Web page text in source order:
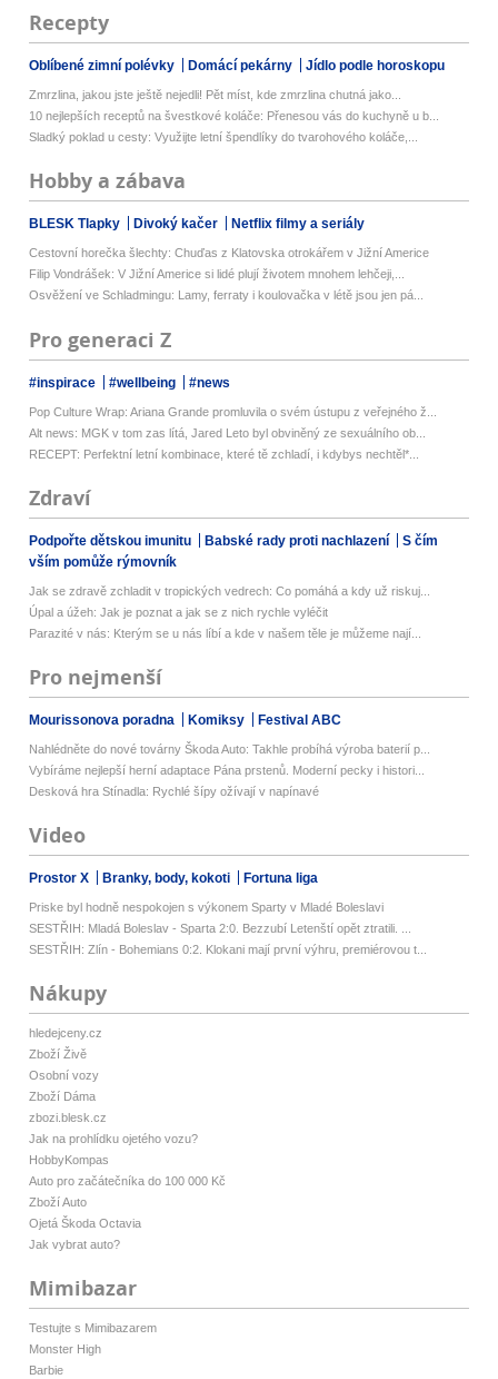
Recepty
Oblíbené zimní polévky Domácí pekárny Jídlo podle horoskopu
Zmrzlina, jakou jste ještě nejedli! Pět míst, kde zmrzlina chutná jako...
10 nejlepších receptů na švestkové koláče: Přenesou vás do kuchyně u b...
Sladký poklad u cesty: Využijte letní špendlíky do tvarohového koláče,...
Hobby a zábava
BLESK Tlapky Divoký kačer Netflix filmy a seriály
Cestovní horečka šlechty: Chuďas z Klatovska otrokářem v Jižní Americe
Filip Vondrášek: V Jižní Americe si lidé plují životem mnohem lehčeji,...
Osvěžení ve Schladmingu: Lamy, ferraty i koulovačka v létě jsou jen pá...
Pro generaci Z
#inspirace #wellbeing #news
Pop Culture Wrap: Ariana Grande promluvila o svém ústupu z veřejného ž...
Alt news: MGK v tom zas lítá, Jared Leto byl obviněný ze sexuálního ob...
RECEPT: Perfektní letní kombinace, které tě zchladí, i kdybys nechtěl*...
Zdraví
Podpořte dětskou imunitu Babské rady proti nachlazení
S čím
vším pomůže rýmovník
Jak se zdravě zchladit v tropických vedrech: Co pomáhá a kdy už riskuj...
Úpal a úžeh: Jak je poznat a jak se z nich rychle vyléčit
Parazité v nás: Kterým se u nás líbí a kde v našem těle je můžeme nají...
Pro nejmenší
Mourissonova poradna Komiksy Festival ABC
Nahlédněte do nové továrny Škoda Auto: Takhle probíhá výroba baterií p...
Vybíráme nejlepší herní adaptace Pána prstenů. Moderní pecky i histori...
Desková hra Stínadla: Rychlé šípy ožívají v napínavé
Video
Prostor X Branky, body, kokoti Fortuna liga
Priske byl hodně nespokojen s výkonem Sparty v Mladé Boleslavi
SESTŘIH: Mladá Boleslav - Sparta 2:0. Bezzubí Letenští opět ztratili. ...
SESTŘIH: Zlín - Bohemians 0:2. Klokani mají první výhru, premiérovou t...
Nákupy
hledejceny.cz
Zboží Živě
Osobní vozy
Zboží Dáma
zbozi.blesk.cz
Jak na prohlídku ojetého vozu?
HobbyKompas
Auto pro začátečníka do 100 000 Kč
Zboží Auto
Ojetá Škoda Octavia
Jak vybrat auto?
Mimibazar
Testujte s Mimibazarem
Monster High
Barbie